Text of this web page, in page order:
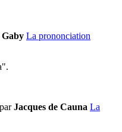
Gaby La prononciation
parJacques de Cauna La